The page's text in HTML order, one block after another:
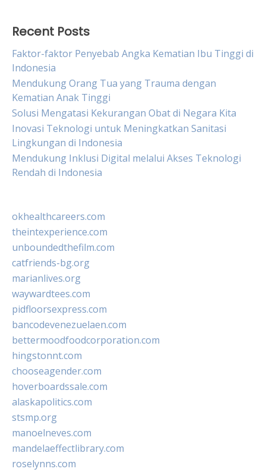
Recent Posts
Faktor-faktor Penyebab Angka Kematian Ibu Tinggi di
Indonesia
Mendukung Orang Tua yang Trauma dengan
Kematian Anak Tinggi
Solusi Mengatasi Kekurangan Obat di Negara Kita
Inovasi Teknologi untuk Meningkatkan Sanitasi
Lingkungan di Indonesia
Mendukung Inklusi Digital melalui Akses Teknologi
Rendah di Indonesia
okhealthcareers.com
theintexperience.com
unboundedthefilm.com
catfriends-bg.org
marianlives.org
waywardtees.com
pidfloorsexpress.com
bancodevenezuelaen.com
bettermoodfoodcorporation.com
hingstonnt.com
chooseagender.com
hoverboardssale.com
alaskapolitics.com
stsmp.org
manoelneves.com
mandelaeffectlibrary.com
roselynns.com